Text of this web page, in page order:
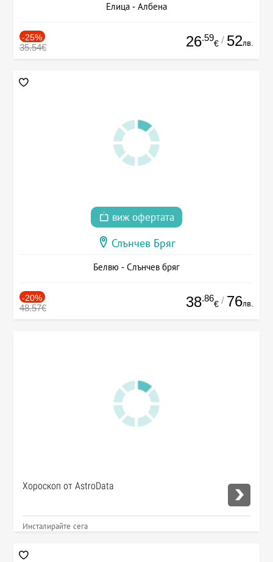
Елица - Албена
-25%
35.54€ 26.59
€ / 52лв.
виж офертата
Слънчев Бряг
Белвю - Слънчев бряг
-20%
48.57€ 38.86
€ / 76лв.
Хороскоп от AstroData
Инсталирайте сега